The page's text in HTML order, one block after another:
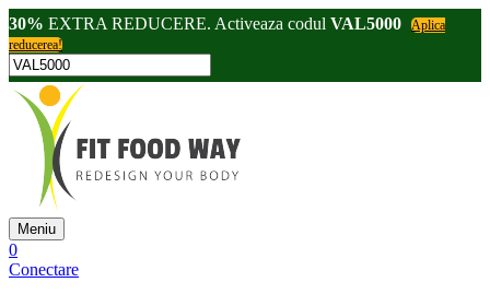
30% EXTRA REDUCERE. Activeaza codul VAL5000
Aplica
reducerea!
Meniu
0
Conectare